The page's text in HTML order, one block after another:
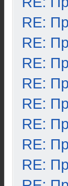
RE:
RE:
RE:
RE:
RE:
RE:
RE:
RE: